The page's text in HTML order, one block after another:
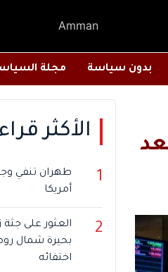
Amman
بدون سياسة مجلة
الأكثر
1
طهران تنفي
أمريكا
2
العثور على جثة
اختفائه